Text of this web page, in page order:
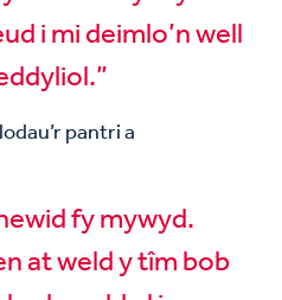
i mi deimlo’n well
pantri a
fy mywyd.
at weld y tîm bob